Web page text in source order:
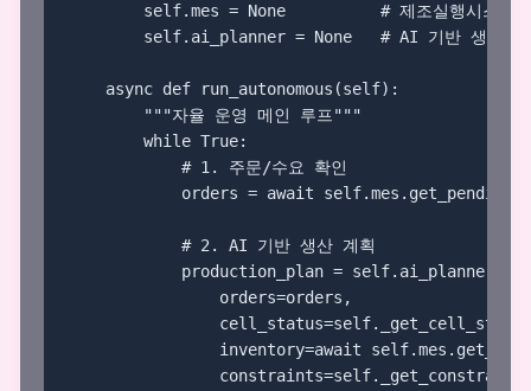
        self.mes = None          # 제조실행시스템
self.ai_planner = None   # AI 기반 생산
    async def run_autonomous(self):
        """자율 운영 메인 루프"""
        while True:
            # 1. 주문/수요 확인
orders = await
            # 2. AI 기반 생산 계획
production_plan =
                orders=orders,
inventory=await